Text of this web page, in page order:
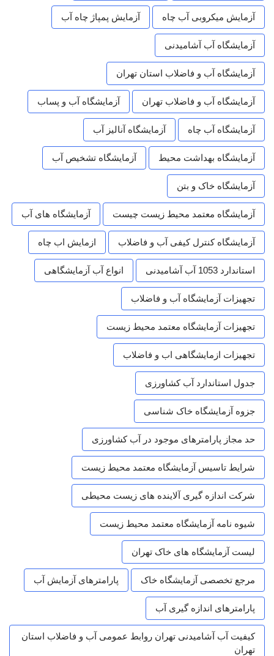
آزمایش میکروبی آب چاه آزمایش پمپاژ چاه آب
آزمایشگاه آب آشامیدنی
آزمایشگاه آب و فاضلاب استان تهران
آزمایشگاه آب و فاضلاب تهران آزمایشگاه آب و پساب
آزمایشگاه آب چاه آزمایشگاه آنالیز آب
آزمایشگاه بهداشت محیط آزمایشگاه تشخیص آب
آزمایشگاه خاک و بتن
آزمایشگاه معتمد محیط زیست چیست آزمایشگاه های آب
آزمایشگاه کنترل کیفی آب و فاضلاب ازمایش اب چاه
استاندارد 1053 آب آشامیدنی انواع آب آزمایشگاهی
تجهیزات آزمایشگاه آب و فاضلاب
تجهیزات آزمایشگاه معتمد محیط زیست
تجهیزات ازمایشگاهی اب و فاضلاب
جدول استاندارد آب کشاورزی
جزوه آزمایشگاه خاک شناسی
حد مجاز پارامترهای موجود در آب کشاورزی
شرایط تاسیس آزمایشگاه معتمد محیط زیست
شرکت اندازه گیری آلاینده های زیست محیطی
شیوه نامه آزمایشگاه معتمد محیط زیست
لیست آزمایشگاه های خاک تهران
مرجع تخصصی آزمایشگاه خاک پارامترهای آزمایش آب
پارامترهای اندازه گیری آب
کیفیت آب آشامیدنی تهران روابط عمومی آب و فاضلاب استان
تهران